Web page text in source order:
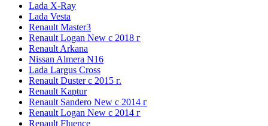
Lada X-Ray
Lada Vesta
Renault Master3
Renault Logan New с 2018 г
Renault Arkana
Nissan Almera N16
Lada Largus Cross
Renault Duster с 2015 г.
Renault Kaptur
Renault Sandero New с 2014 г
Renault Logan New с 2014 г
Renault Fluence